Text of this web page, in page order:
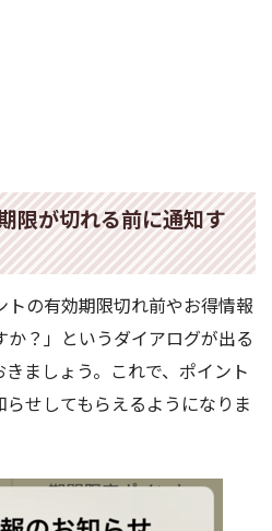
限が切れる前に通知す
の有効期限切れ前やお得情報
？」というダイアログが出る
ましょう。これで、ポイント
せしてもらえるようになりま